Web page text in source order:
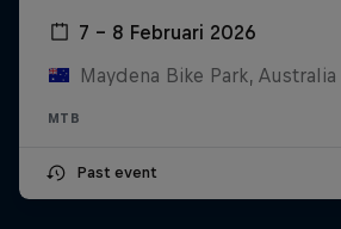
7 – 8 Februari 2026
Maydena Bike Park, Australia
MTB
Past event